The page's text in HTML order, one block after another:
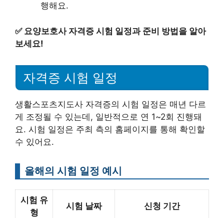
행해요.
✅ 요양보호사 자격증 시험 일정과 준비 방법을 알아
보세요!
자격증 시험 일정
생활스포츠지도사 자격증의 시험 일정은 매년 다르
게 조정될 수 있는데, 일반적으로 연 1~2회 진행돼
요. 시험 일정은 주최 측의 홈페이지를 통해 확인할
수 있어요.
올해의 시험 일정 예시
시험 유
형
시험 날짜 신청 기간